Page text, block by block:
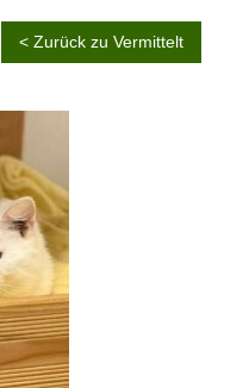
< Zurück zu Vermittelt